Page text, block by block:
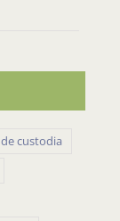
custodia